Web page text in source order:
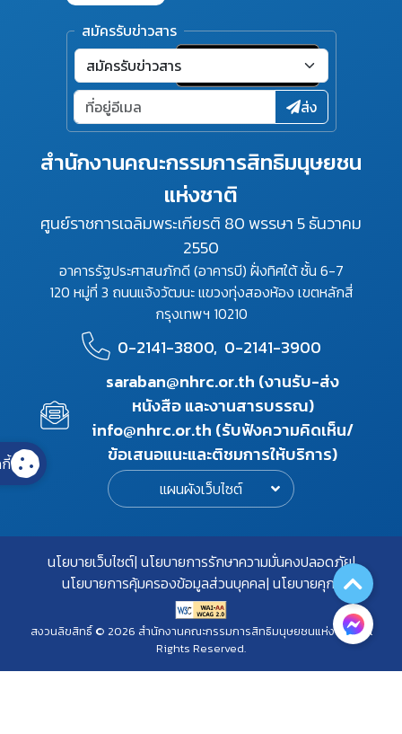
สำนักงานคณะกรรมการสิทธิมนุษยชน
แห่งชาติ
ศูนย์ราชการเฉลิมพระเกียรติ 80 พรรษา 5 ธันวาคม
2550
อาคารรัฐประศาสนภักดี (อาคารบี) ฝั่งทิศใต้ ชั้น 6-7
120 หมู่ที่ 3 ถนนแจ้งวัฒนะ แขวงทุ่งสองห้อง เขตหลักสี่
กรุงเทพฯ 10210
0-2141-3800, 0-2141-3900
saraban@nhrc.or.th (งานรับ-ส่ง
หนังสือ และงานสารบรรณ)
info@nhrc.or.th (รับฟังความคิดเห็น/
ข้อเสนอแนะและติชมการให้บริการ)
แผนผังเว็บไซต์
สมัครรับข่าวสาร
ส่ง
นโยบายเว็บไซต์ นโยบายการรักษาความมั่นคงปลอดภัย
นโยบายการคุ้มครองข้อมูลส่วนบุคคล นโยบายคุกกี้
สงวนลิขสิทธิ์ © 2026 สำนักงานคณะกรรมการสิทธิมนุษยชนแห่งชาติ. All
Rights Reserved.